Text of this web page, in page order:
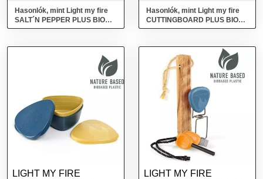
Hasonlók, mint Light my fire
SALT´N PEPPER PLUS BIO
Fűszertartó, kék, méret
Hasonlók, mint Light my fire
CUTTINGBOARD PLUS BIO
Vágódeszka, kék, méret
LIGHT MY FIRE
LIGHT MY FIRE